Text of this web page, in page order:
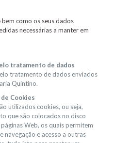
como os seus dados
necessárias a manter em
tratamento de dados
tratamento de dados enviados
Quintino.
Cookies
utilizados cookies, ou seja,
que são colocados no disco
Web, os quais permitem
navegação e acesso a outras